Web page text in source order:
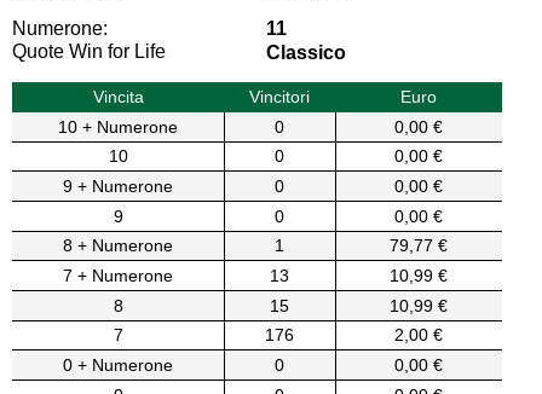
Numerone:
11
Quote Win for Life
Classico
Vincita Vincitori
Euro
10 + Numerone
0
0,00 €
10
0
0,00 €
9 + Numerone
0
0,00 €
9
0
0,00 €
8 + Numerone
1
79,77 €
7 + Numerone
13
10,99 €
8
15
10,99 €
7
176
2,00 €
0 + Numerone
0
0,00 €